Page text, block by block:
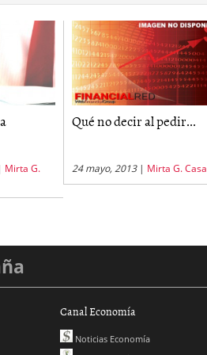
decir al pedir...
2013| Mirta G. Casale
Empleos Sena
20 junio, 2011|
Canal Economía
Noticias Economía